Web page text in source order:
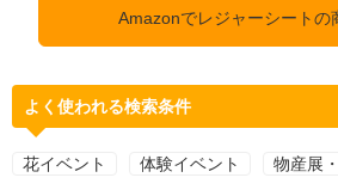
Amazonでレジャーシートの
よく使われる検索条件
花イベント 体験イベント 物産展